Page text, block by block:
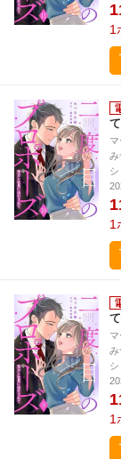
1
み
シ
1
み
シ
1